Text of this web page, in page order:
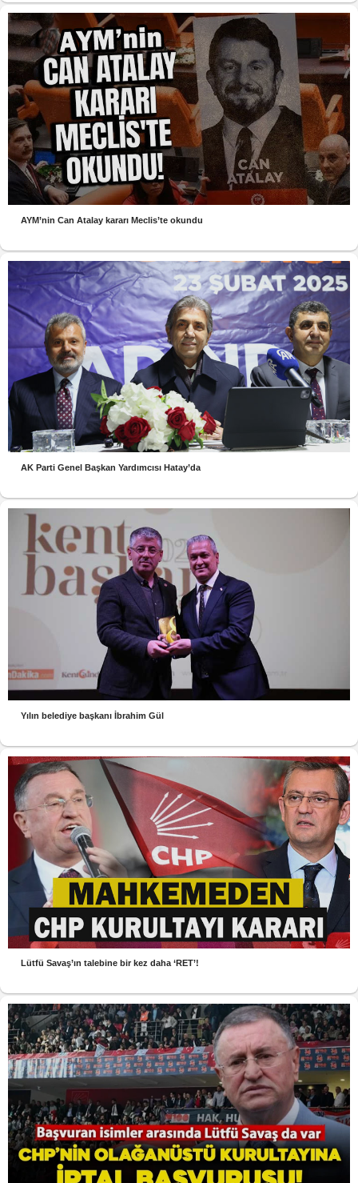
AYM’nin Can Atalay kararı Meclis’te okundu
AK Parti Genel Başkan Yardımcısı Hatay’da
Yılın belediye başkanı İbrahim Gül
Lütfü Savaş’ın talebine bir kez daha ‘RET’!